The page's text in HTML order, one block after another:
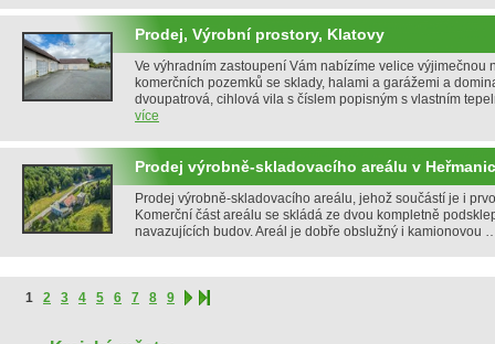
Prodej, Výrobní prostory, Klatovy
Ve výhradním zastoupení Vám nabízíme velice výjimečnou
komerčních pozemků se sklady, halami a garážemi a
dvoupatrová, cihlová vila s číslem popisným s vlastním
více
Prodej výrobně-skladovacího areálu v
Prodej výrobně-skladovacího areálu, jehož součástí je i
Komerční část areálu se skládá ze dvou kompletně
navazujících budov. Areál je dobře obslužný i kamionovou
1 2 3 4 5 6 7 8 9